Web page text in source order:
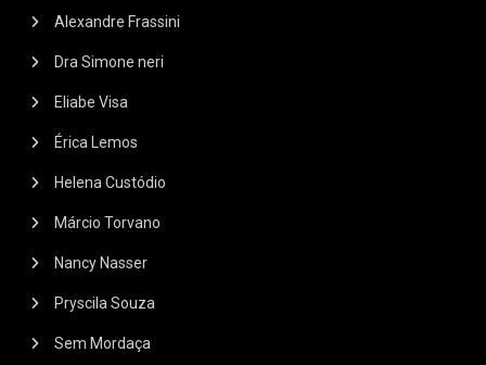
Alexandre Frassini
Dra Simone neri
Eliabe Visa
Érica Lemos
Helena Custódio
Márcio Torvano
Nancy Nasser
Pryscila Souza
Sem Mordaça